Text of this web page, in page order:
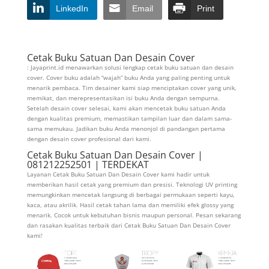
LinkedIn Email Print
Cetak Buku Satuan Dan Desain Cover
: Jayaprint.id menawarkan solusi lengkap cetak buku satuan dan desain
cover. Cover buku adalah “wajah” buku Anda yang paling penting untuk
menarik pembaca. Tim desainer kami siap menciptakan cover yang unik,
memikat, dan merepresentasikan isi buku Anda dengan sempurna.
Setelah desain cover selesai, kami akan mencetak buku satuan Anda
dengan kualitas premium, memastikan tampilan luar dan dalam sama-
sama memukau. Jadikan buku Anda menonjol di pandangan pertama
dengan desain cover profesional dari kami.
Cetak Buku Satuan Dan Desain Cover |
081212252501 | TERDEKAT
Layanan Cetak Buku Satuan Dan Desain Cover kami hadir untuk
memberikan hasil cetak yang premium dan presisi. Teknologi UV printing
memungkinkan mencetak langsung di berbagai permukaan seperti kayu,
kaca, atau akrilik. Hasil cetak tahan lama dan memiliki efek glossy yang
menarik. Cocok untuk kebutuhan bisnis maupun personal. Pesan sekarang
dan rasakan kualitas terbaik dari Cetak Buku Satuan Dan Desain Cover
kami!